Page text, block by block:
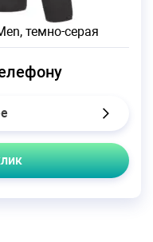
темно-серая